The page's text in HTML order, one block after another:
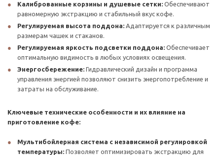
Калиброванные корзины и душевые сетки: Обеспечивают
равномерную экстракцию и стабильный вкус кофе.
Регулируемая высота поддона: Адаптируется к различным
размерам чашек и стаканов.
Регулируемая яркость подсветки поддона: Обеспечивает
оптимальную видимость в любых условиях освещения.
Энергосбережение: Гидравлический дизайн и программа
управления энергией позволяют снизить энергопотребление и
затраты на обслуживание.
Ключевые технические особенности и их влияние на
приготовление кофе:
Мультибойлерная система с независимой регулировкой
температуры: Позволяет оптимизировать экстракцию для